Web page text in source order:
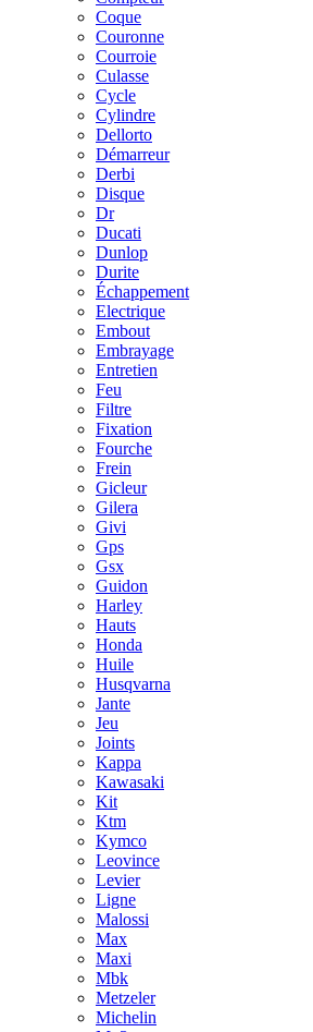
Coque
Couronne
Courroie
Culasse
Cycle
Cylindre
Dellorto
Démarreur
Derbi
Disque
Dr
Ducati
Dunlop
Durite
Échappement
Electrique
Embout
Embrayage
Entretien
Feu
Filtre
Fixation
Fourche
Frein
Gicleur
Gilera
Givi
Gps
Gsx
Guidon
Harley
Hauts
Honda
Huile
Husqvarna
Jante
Jeu
Joints
Kappa
Kawasaki
Kit
Ktm
Kymco
Leovince
Levier
Ligne
Malossi
Max
Maxi
Mbk
Metzeler
Michelin